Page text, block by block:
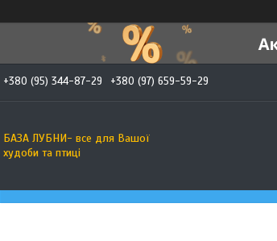
+380 (95) 344-87-29 +380 (97) 659-59-29
БАЗА ЛУБНИ- все для Вашої
худоби та птиці